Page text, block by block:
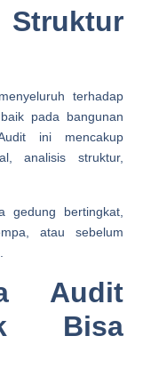
terhadap
pada bangunan
ini mencakup
analisis struktur,
gedung bertingkat,
atau sebelum
Audit
Bisa